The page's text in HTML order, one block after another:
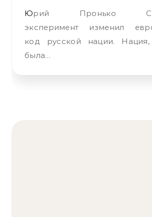
Юрий Пронько Советский
эксперимент изменил
код русской нации. Нация,
была…